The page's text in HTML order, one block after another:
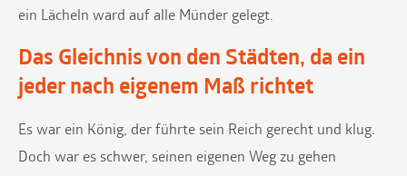
ein Lächeln ward auf alle Münder gelegt.
Das Gleichnis von den Städten, da ein
jeder nach eigenem Maß richtet
Es war ein König, der führte sein Reich gerecht und klug.
Doch war es schwer, seinen eigenen Weg zu gehen